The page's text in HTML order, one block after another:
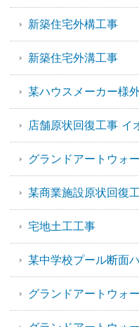
新築住宅外構工事
新築住宅外溝工事
某ハウスメーカー様
店舗原状回復工事 イ
グランドアートウォ
某商業施設原状回復
宅地土工工事
某中学校プール断面
グランドアートウォ